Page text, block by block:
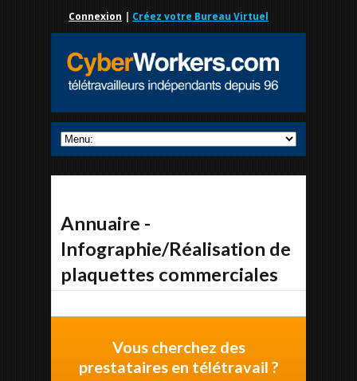
Connexion | Créez votre Bureau Virtuel
Annuaire -
Infographie/Réalisation de
plaquettes commerciales
Vous cherchez des
prestataires en télétravail ?